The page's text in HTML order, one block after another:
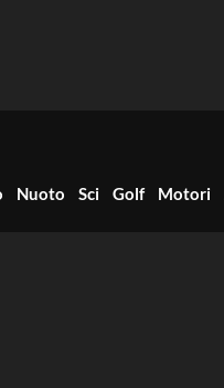
Nuoto Sci Golf Motori